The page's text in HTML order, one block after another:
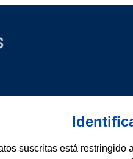
suscritas está